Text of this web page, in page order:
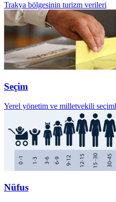
Trakya bölgesinin turizm verileri
Seçim
Yerel yönetim ve milletvekili
Nüfus